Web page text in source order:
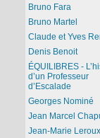
Bruno Fara
Bruno Martel
Claude et Yves
Denis Benoit
ÉQUILIBRES -
d’un Professeur
d’Escalade
Georges Nominé
Jean Marcel
Jean-Marie Leroux